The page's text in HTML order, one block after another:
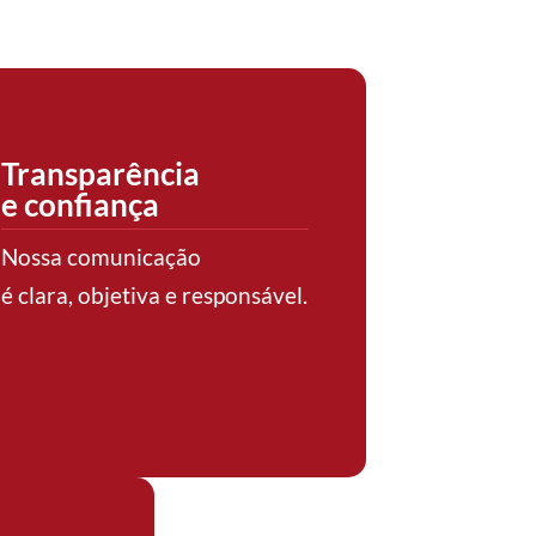
Transparência
e confiança
Nossa comunicação
é clara, objetiva e responsável.